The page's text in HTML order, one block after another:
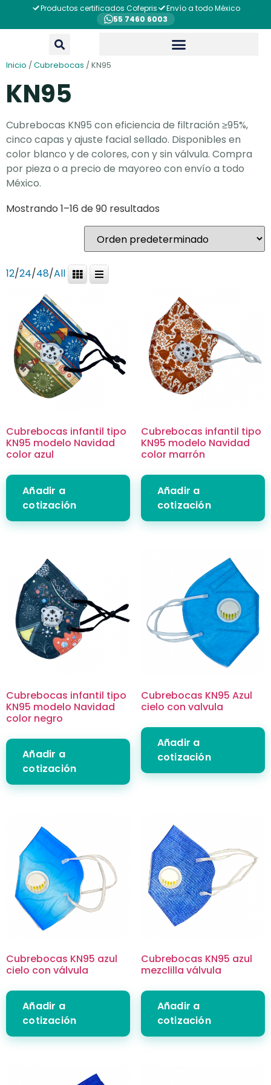
Productos certificados Cofepris
Envío a todo México
55 7460 6003
Inicio /Cubrebocas / KN95
KN95
Cubrebocas KN95 con eficiencia de filtración ≥95%,
cinco capas y ajuste facial sellado. Disponibles en
color blanco y de colores, con y sin válvula. Compra
por pieza o a precio de mayoreo con envío a todo
México.
Mostrando 1–16 de 90 resultados
12/24/48/All
Cubrebocas infantil tipo
KN95 modelo Navidad
color azul
Añadir a
cotización
Cubrebocas infantil tipo
KN95 modelo Navidad
color marrón
Añadir a
cotización
Cubrebocas infantil tipo
KN95 modelo Navidad
color negro
Añadir a
cotización
Cubrebocas KN95 Azul
cielo con valvula
Añadir a
cotización
Cubrebocas KN95 azul
cielo con válvula
Añadir a
cotización
Cubrebocas KN95 azul
mezclilla válvula
Añadir a
cotización